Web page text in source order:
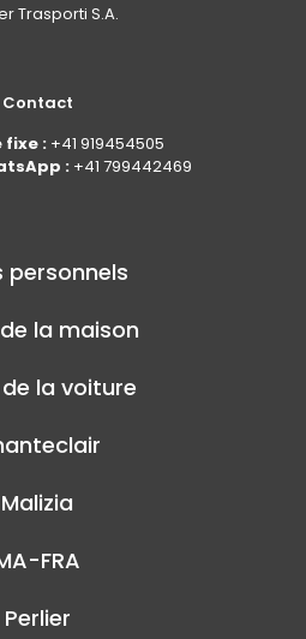
Trasporti S.A.
Contact
fixe : +41 919454505
: +41 799442469
personnels
la maison
la voiture
Malizia
FRA
Perlier